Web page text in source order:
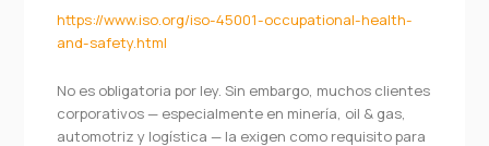
https://www.iso.org/iso-45001-occupational-health-
and-safety.html
No es obligatoria por ley. Sin embargo, muchos clientes
corporativos — especialmente en minería, oil & gas,
automotriz y logística — la exigen como requisito para